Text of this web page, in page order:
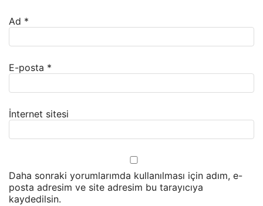
Ad *
E-posta *
İnternet sitesi
Daha sonraki yorumlarımda kullanılması için adım, e-
posta adresim ve site adresim bu tarayıcıya
kaydedilsin.